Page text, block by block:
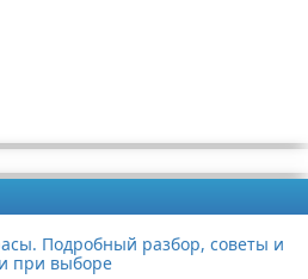
Подробный разбор, советы и
при выборе